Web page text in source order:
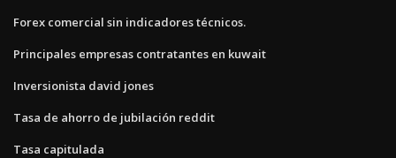
Forex comercial sin indicadores técnicos.
Principales empresas contratantes en kuwait
Inversionista david jones
Tasa de ahorro de jubilación reddit
Tasa capitulada